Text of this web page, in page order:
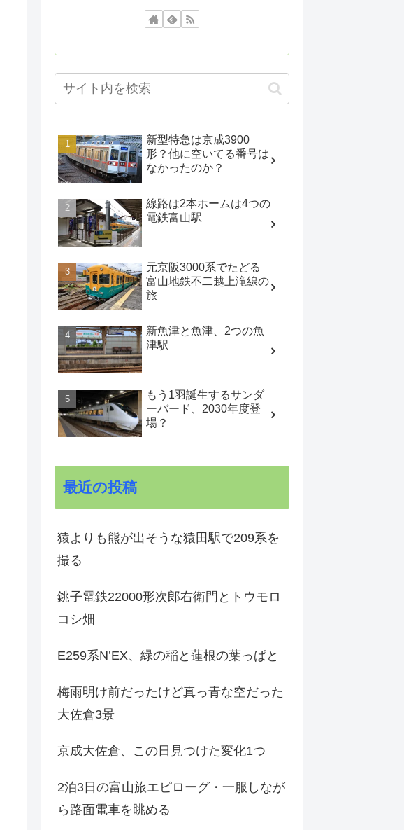
新型特急は京成3900
形？他に空いてる番号は
なかったのか？
線路は2本ホームは4つの
電鉄富山駅
元京阪3000系でたどる
富山地鉄不二越上滝線の
旅
新魚津と魚津、2つの魚
津駅
もう1羽誕生するサンダ
ーバード、2030年度登
場？
最近の投稿
猿よりも熊が出そうな猿田駅で209系を
撮る
銚子電鉄22000形次郎右衛門とトウモロ
コシ畑
E259系N’EX、緑の稲と蓮根の葉っぱと
梅雨明け前だったけど真っ青な空だった
大佐倉3景
京成大佐倉、この日見つけた変化1つ
2泊3日の富山旅エピローグ・一服しなが
ら路面電車を眺める